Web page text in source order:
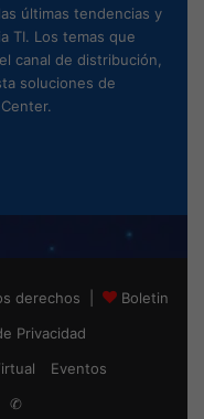
últimas tendencias y
TI. Los temas que
canal de distribución,
soluciones de
derechos |
Boletin
Privacidad
Eventos
✆